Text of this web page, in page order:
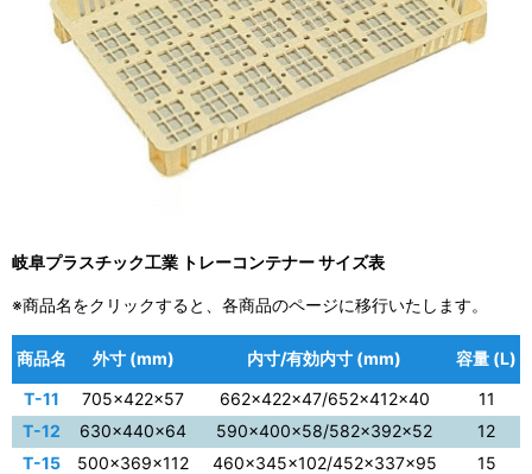
岐阜プラスチック工業 トレーコンテナー サイズ表
※商品名をクリックすると、各商品のページに移行いたします。
商品名 外寸 (mm) 内寸/有効内寸 (mm)
容量 (L)
T-11
705×422×57 662×422×47/652×412×40
11
T-12
630×440×64 590×400×58/582×392×52
12
T-15
500×369×112 460×345×102/452×337×95
15